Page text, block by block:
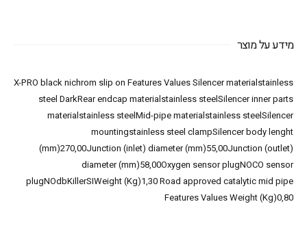
מידע על מוצר
X-PRO black nichrom slip on Features Values Silencer materialstainless
steel DarkRear endcap materialstainless steelSilencer inner parts
materialstainless steelMid-pipe materialstainless steelSilencer
mountingstainless steel clampSilencer body lenght
(mm)270,00Junction (inlet) diameter (mm)55,00Junction (outlet)
diameter (mm)58,00Oxygen sensor plugNOCO sensor
plugNOdbKillerSIWeight (Kg)1,30 Road approved catalytic mid pipe
Features Values Weight (Kg)0,80